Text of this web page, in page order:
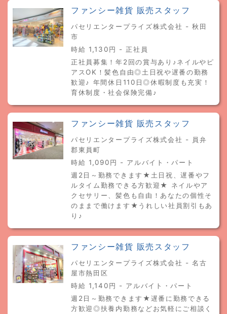
ファンシー雑貨 販売スタッフ
パセリエンタープライズ株式会社 - 秋田
市
時給 1,130円 - 正社員
正社員募集！年2回の賞与あり♪ネイルやピ
アスOK！髪色自由◎土日祝や遅番の勤務
歓迎♪ 年間休日110日◎休暇制度も充実！
育休制度・社会保険完備♪
ファンシー雑貨 販売スタッフ
パセリエンタープライズ株式会社 - 員弁
郡東員町
時給 1,090円 - アルバイト・パート
週2日～勤務できます★土日祝、遅番やフ
ルタイム勤務できる方歓迎★ ネイルやア
クセサリー、髪色も自由！あなたの個性そ
のままで働けます★うれしい社員割引もあ
り♪
ファンシー雑貨 販売スタッフ
パセリエンタープライズ株式会社 - 名古
屋市熱田区
時給 1,140円 - アルバイト・パート
週2日～勤務できます★遅番に勤務できる
方歓迎◎扶養内勤務などお気軽にご相談く